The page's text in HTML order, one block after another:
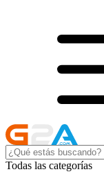
Todas las categorías